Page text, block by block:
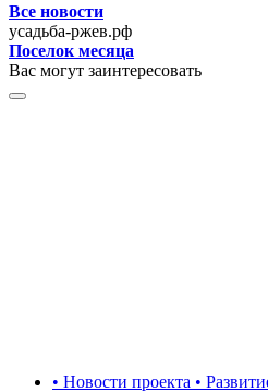
Все новости
усадьба-ржев.рф
Поселок месяца
Вас могут заинтересовать
• Новости проекта •